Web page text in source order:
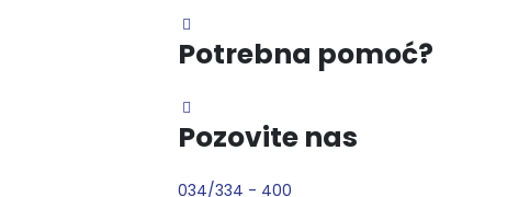
Potrebna pomoć?
Pozovite nas
034/334 - 400